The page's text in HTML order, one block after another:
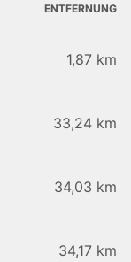
ENTFERNUNG
1,87 km
33,24 km
34,03 km
34,17 km